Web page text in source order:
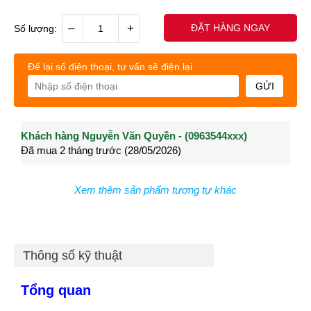
Số lượng: – + ĐẶT HÀNG NGAY
Để lại số điện thoại, tư vấn sẽ điện lại
GỬI
Khách hàng Nguyễn Văn Quyền - (0963544xxx)
Đã mua 2 tháng trước (28/05/2026)
Khách hàng Nguyễn Thành Long - (0902021xxx)
Đã mua 3 tháng trước (27/04/2026)
Xem thêm sản phẩm tương tự khác
Thông số kỹ thuật
Tổng quan